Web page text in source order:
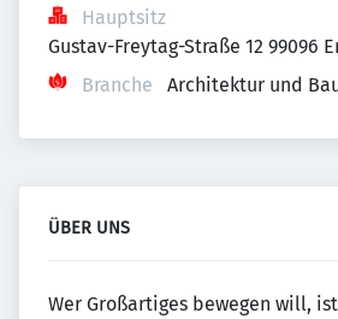
Hauptsitz
Gustav-Freytag-Straße 12 99096
Branche
Architektur und
ÜBER UNS
Wer Großartiges bewegen will,